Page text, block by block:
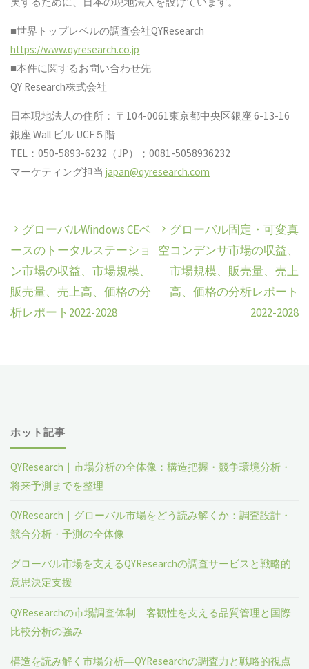
■世界トップレベルの調査会社QYResearch
https://www.qyresearch.co.jp
■本件に関するお問い合わせ先
QY Research株式会社
日本現地法人の住所： 〒104-0061東京都中央区銀座 6-13-16
銀座 Wall ビル UCF５階
TEL：050-5893-6232（JP）；0081-5058936232
マーケティング担当japan@qyresearch.com
グローバルWindows CEベ
ースのトータルステーショ
ン市場の収益、市場規模、
販売量、売上高、価格の分
析レポート2022-2028
グローバル固定・可変真
空コンデンサ市場の収益、
市場規模、販売量、売上
高、価格の分析レポート
2022-2028
ホット記事
QYResearch｜市場分析の全体像：構造把握・競争環境分析・
将来予測までを整理
QYResearch｜グローバル市場をどう読み解くか：調査設計・
競合分析・予測の全体像
グローバル市場を支えるQYResearchの調査サービスと戦略的
意思決定支援
QYResearchの市場調査体制―客観性を支える品質管理と国際
比較分析の強み
構造を読み解く市場分析―QYResearchの調査力と戦略的視点